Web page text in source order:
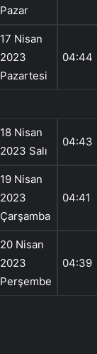
Pazar
17 Nisan
2023
Pazartesi
04:44
18 Nisan
2023 Salı
04:43
19 Nisan
2023
Çarşamba
04:41
20 Nisan
2023
Perşembe
04:39